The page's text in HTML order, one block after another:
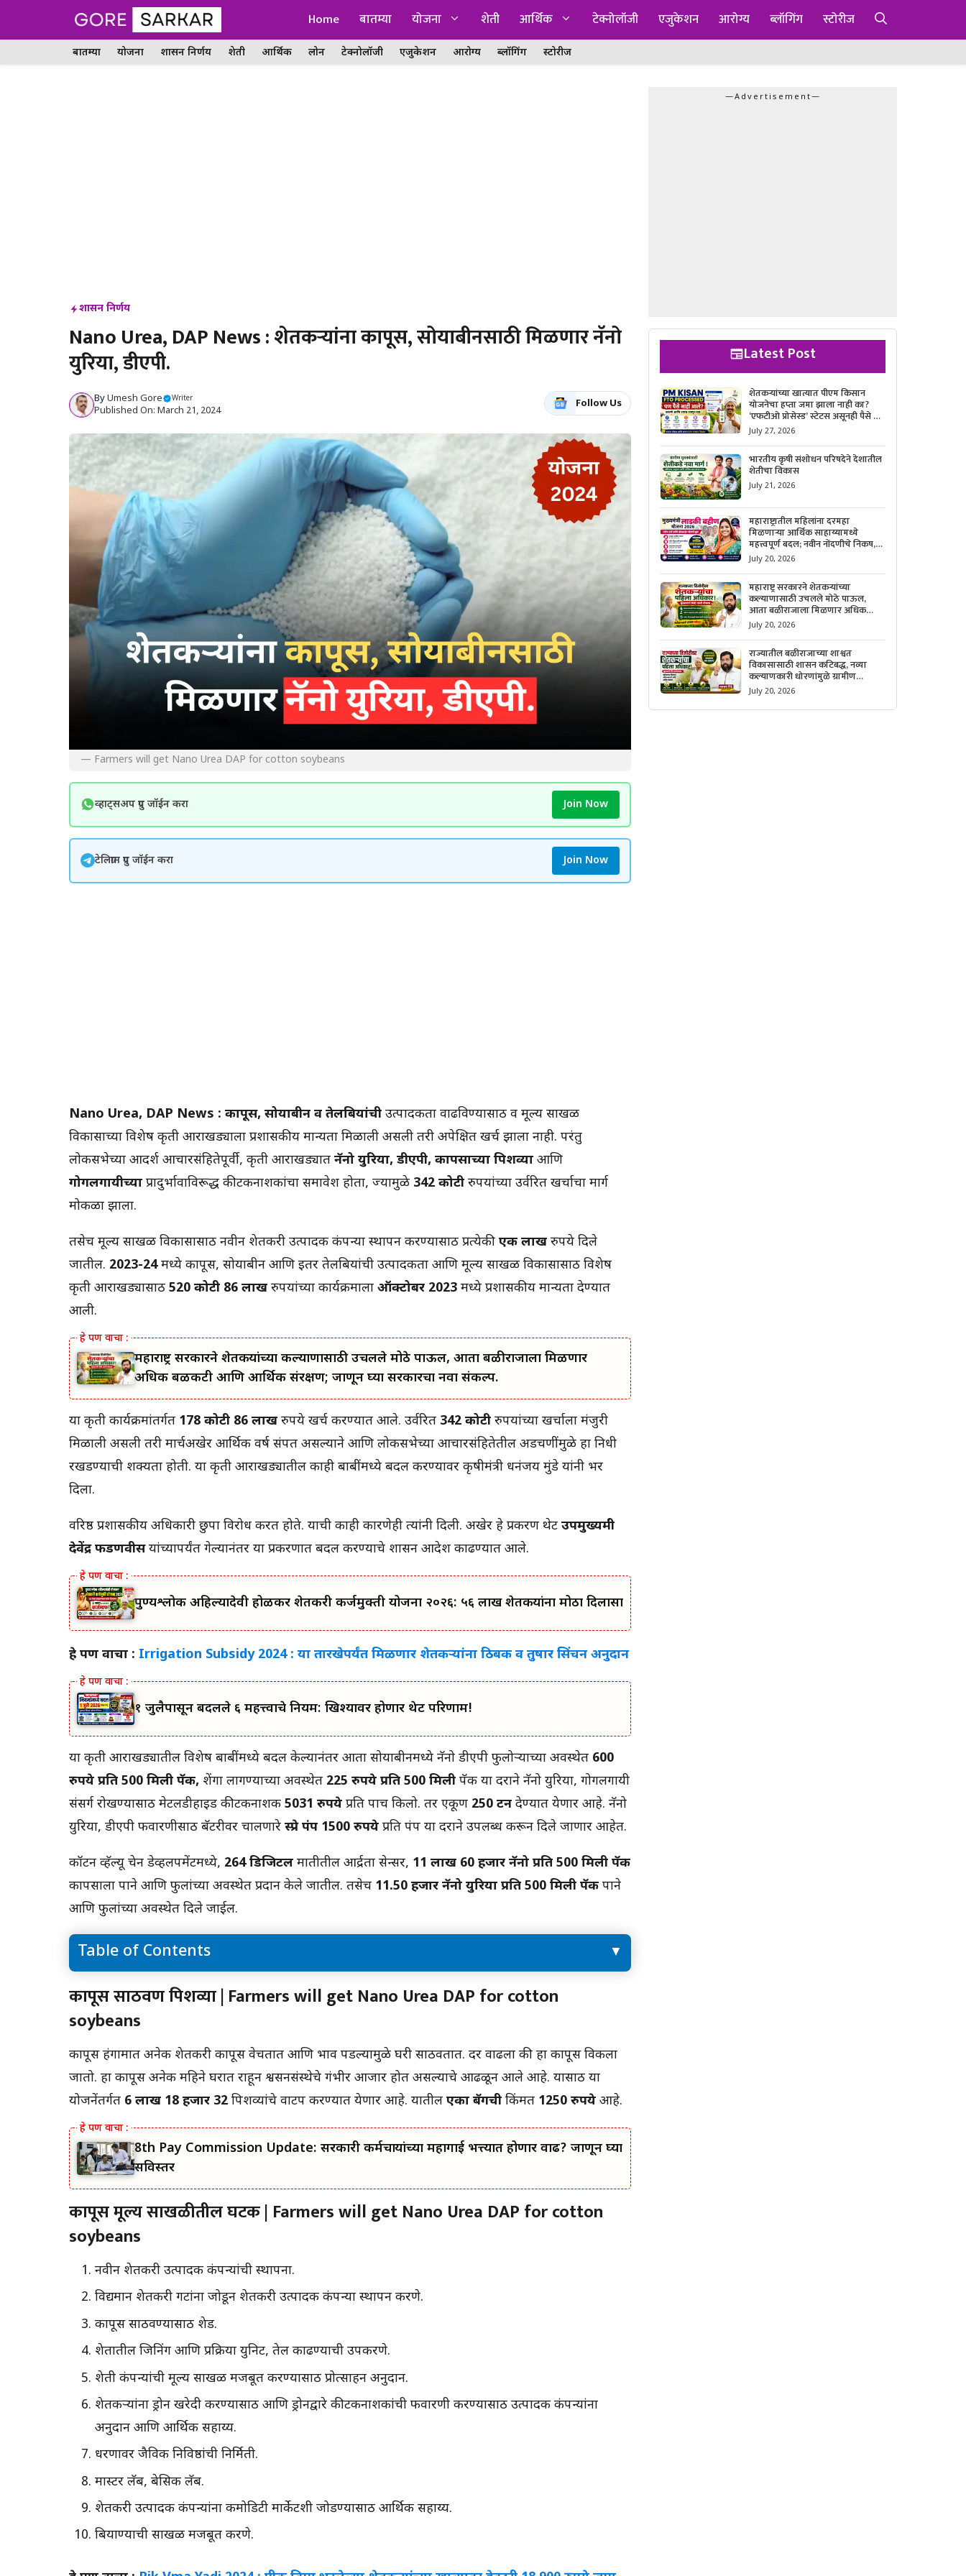
Home बातम्या योजना शेती आर्थिक टेक्नोलॉजी एजुकेशन आरोग्य ब्लॉगिंग स्टोरीज
बातम्या योजना शासन निर्णय शेती आर्थिक लोन टेक्नोलॉजी एजुकेशन आरोग्य ब्लॉगिंग स्टोरीज
शासन निर्णय
Nano Urea, DAP News : शेतकऱ्यांना कापूस, सोयाबीनसाठी मिळणार नॅनो
युरिया, डीएपी.
ByUmesh Gore Writer
Published On: March 21, 2024
Follow Us
— Farmers will get Nano Urea DAP for cotton soybeans
व्हाट्सअप ग्रुप जॉईन करा Join Now
टेलिग्राम ग्रुप जॉईन करा Join Now
Nano Urea, DAP News : कापूस, सोयाबीन व तेलबियांची उत्पादकता वाढविण्यासाठी व मूल्य साखळी
विकासाच्या विशेष कृती आराखड्याला प्रशासकीय मान्यता मिळाली असली तरी अपेक्षित खर्च झाला नाही. परंतु
लोकसभेच्या आदर्श आचारसंहितेपूर्वी, कृती आराखड्यात नॅनो युरिया, डीएपी, कापसाच्या पिशव्या आणि
गोगलगायीच्या प्रादुर्भावाविरूद्ध कीटकनाशकांचा समावेश होता, ज्यामुळे 342 कोटी रुपयांच्या उर्वरित खर्चाचा मार्ग
मोकळा झाला.
तसेच मूल्य साखळी विकासासाठी नवीन शेतकरी उत्पादक कंपन्या स्थापन करण्यासाठी प्रत्येकी एक लाख रुपये दिले
जातील. 2023-24मध्ये कापूस, सोयाबीन आणि इतर तेलबियांची उत्पादकता आणि मूल्य साखळी विकासासाठी विशेष
कृती आराखड्यासाठी 520 कोटी 86 लाख रुपयांच्या कार्यक्रमाला ऑक्टोबर 2023 मध्ये प्रशासकीय मान्यता देण्यात
आली.
महाराष्ट्र सरकारने शेतकऱ्यांच्या कल्याणासाठी उचलले मोठे पाऊल, आता बळीराजाला मिळणार
अधिक बळकटी आणि आर्थिक संरक्षण; जाणून घ्या सरकारचा नवा संकल्प.
या कृती कार्यक्रमांतर्गत 178 कोटी 86 लाख रुपये खर्च करण्यात आले. उर्वरित 342 कोटी रुपयांच्या खर्चाला मंजुरी
मिळाली असली तरी मार्चअखेर आर्थिक वर्ष संपत असल्याने आणि लोकसभेच्या आचारसंहितेतील अडचणींमुळे हा निधी
रखडण्याची शक्यता होती. या कृती आराखड्यातील काही बाबींमध्ये बदल करण्यावर कृषीमंत्री धनंजय मुंडे यांनी भर
दिला.
वरिष्ठ प्रशासकीय अधिकारी छुपा विरोध करत होते. याची काही कारणेही त्यांनी दिली. अखेर हे प्रकरण थेट उपमुख्यमंत्री
देवेंद्र फडणवीसयांच्यापर्यंत गेल्यानंतर या प्रकरणात बदल करण्याचे शासन आदेश काढण्यात आले.
पुण्यश्लोक अहिल्यादेवी होळकर शेतकरी कर्जमुक्ती योजना २०२६: ५६ लाख शेतकऱ्यांना मोठा दिलासा
हे पण वाचा : Irrigation Subsidy 2024 : या तारखेपर्यंत मिळणार शेतकऱ्यांना ठिबक व तुषार सिंचन अनुदान
१ जुलैपासून बदलले ६ महत्त्वाचे नियम: खिश्यावर होणार थेट परिणाम!
या कृती आराखड्यातील विशेष बाबींमध्ये बदल केल्यानंतर आता सोयाबीनमध्ये नॅनो डीएपी फुलोऱ्याच्या अवस्थेत 600
रुपये प्रति 500 ​​मिली पॅक, शेंगा लागण्याच्या अवस्थेत 225 रुपये प्रति 500 ​​मिली पॅक या दराने नॅनो युरिया, गोगलगायी
संसर्ग रोखण्यासाठी मेटलडीहाइड कीटकनाशक 5031 रुपये प्रति पाच किलो. तर एकूण 250 टन देण्यात येणार आहे. नॅनो
युरिया, डीएपी फवारणीसाठी बॅटरीवर चालणारे स्प्रे पंप 1500 रुपये प्रति पंप या दराने उपलब्ध करून दिले जाणार आहेत.
कॉटन व्हॅल्यू चेन डेव्हलपमेंटमध्ये, 264 डिजिटल मातीतील आर्द्रता सेन्सर, 11 लाख 60 हजार नॅनो प्रति 500 ​​मिली पॅक
कापसाला पाने आणि फुलांच्या अवस्थेत प्रदान केले जातील. तसेच 11.50 हजार नॅनो युरिया प्रति 500 ​​मिली पॅक पाने
आणि फुलांच्या अवस्थेत दिले जाईल.
Table of Contents
कापूस साठवण पिशव्या | Farmers will get Nano
Urea DAP for cotton soybeans
कापूस मूल्य साखळीतील घटक | Farmers will get
Nano Urea DAP for cotton soybeans
कापूस साठवण पिशव्या| Farmers will get Nano Urea DAP for cotton
soybeans
कापूस हंगामात अनेक शेतकरी कापूस वेचतात आणि भाव पडल्यामुळे घरी साठवतात. दर वाढला की हा कापूस विकला
जातो. हा कापूस अनेक महिने घरात राहून श्वसनसंस्थेचे गंभीर आजार होत असल्याचे आढळून आले आहे. यासाठी या
योजनेंतर्गत 6 लाख 18 हजार 32 पिशव्यांचे वाटप करण्यात येणार आहे. यातील एका बॅगची किंमत 1250 रुपये आहे.
8th Pay Commission Update: सरकारी कर्मचाऱ्यांच्या महागाई भत्त्यात होणार वाढ? जाणून घ्या
सविस्तर
कापूस मूल्य साखळीतील घटक| Farmers will get Nano Urea DAP for cotton
soybeans
नवीन शेतकरी उत्पादक कंपन्यांची स्थापना.
विद्यमान शेतकरी गटांना जोडून शेतकरी उत्पादक कंपन्या स्थापन करणे.
कापूस साठवण्यासाठी शेड.
शेतातील जिनिंग आणि प्रक्रिया युनिट, तेल काढण्याची उपकरणे.
शेती कंपन्यांची मूल्य साखळी मजबूत करण्यासाठी प्रोत्साहन अनुदान.
शेतकऱ्यांना ड्रोन खरेदी करण्यासाठी आणि ड्रोनद्वारे कीटकनाशकांची फवारणी करण्यासाठी उत्पादक कंपन्यांना
अनुदान आणि आर्थिक सहाय्य.
धरणावर जैविक निविष्ठांची निर्मिती.
मास्टर लॅब, बेसिक लॅब.
शेतकरी उत्पादक कंपन्यांना कमोडिटी मार्केटशी जोडण्यासाठी आर्थिक सहाय्य.
बियाण्याची साखळी मजबूत करणे.
—Advertisement—
Latest Post
शेतकऱ्यांच्या खात्यात पीएम किसान
योजनेचा हप्ता जमा झाला नाही का?
‘एफटीओ प्रोसेस्ड’ स्टेटस असूनही पैसे न
मिळाल्यास काय करावे, याची सविस्तर
माहिती जाणून घ्या.
July 27, 2026
भारतीय कृषी संशोधन परिषदेने देशातील
शेतीचा विकास
July 21, 2026
महाराष्ट्रातील महिलांना दरमहा
मिळणाऱ्या आर्थिक साहाय्यामध्ये
महत्त्वपूर्ण बदल; नवीन नोंदणीचे निकष,
आवश्यक कागदपत्रे आणि ऑनलाईन
अर्ज करण्याची सोपी प्रक्रिया जाणून घ्या.
July 20, 2026
महाराष्ट्र सरकारने शेतकऱ्यांच्या
कल्याणासाठी उचलले मोठे पाऊल,
आता बळीराजाला मिळणार अधिक
बळकटी आणि आर्थिक संरक्षण; जाणून
घ्या सरकारचा नवा संकल्प.
July 20, 2026
राज्यातील बळीराजाच्या शाश्वत
विकासासाठी शासन कटिबद्ध, नव्या
कल्याणकारी धोरणांमुळे ग्रामीण
अर्थव्यवस्थेला मिळणार मोठी गती.
July 20, 2026